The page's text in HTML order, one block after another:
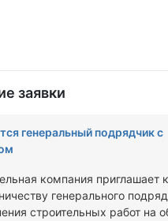
заявки
генеральный подрядчик с
компания приглашает к
генерального
строительных работ на